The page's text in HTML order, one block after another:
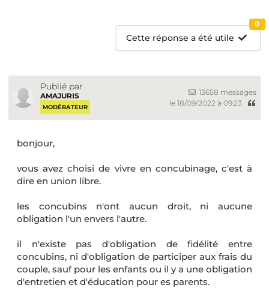
Cette réponse a été utile
0
Publié par
AMAJURIS
MODÉRATEUR
13658 messages
le 18/09/2022 à 09:23
bonjour,
vous avez choisi de vivre en concubinage, c'est à
dire en union libre.
les concubins n'ont aucun droit, ni aucune
obligation l'un envers l'autre.
il n'existe pas d'obligation de fidélité entre
concubins, ni d'obligation de participer aux frais du
couple, sauf pour les enfants ou il y a une obligation
d'entretien et d'éducation pour es parents.